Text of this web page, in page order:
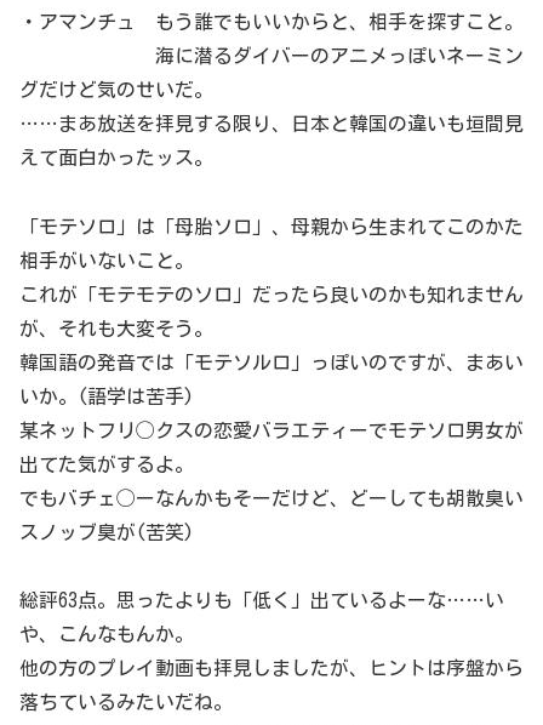
・アマンチュ もう誰でもいいからと、相手を探すこと。
海に潜るダイバーのアニメっぽいネーミン
グだけど気のせいだ。
……まあ放送を拝見する限り、日本と韓国の違いも垣間見
えて面白かったッス。
「モテソロ」は「母胎ソロ」、母親から生まれてこのかた
相手がいないこと。
これが「モテモテのソロ」だったら良いのかも知れません
が、それも大変そう。
韓国語の発音では「モテソルロ」っぽいのですが、まあい
いか。(語学は苦手)
某ネットフリ◯クスの恋愛バラエティーでモテソロ男女が
出てた気がするよ。
でもバチェ◯ーなんかもそーだけど、どーしても胡散臭い
スノッブ臭が(苦笑)
総評63点。思ったよりも「低く」出ているよーな……い
や、こんなもんか。
他の方のプレイ動画も拝見しましたが、ヒントは序盤から
落ちているみたいだね。